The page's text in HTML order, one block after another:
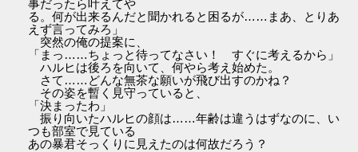
事だったら叶えてや
る。何が出来るんだと聞かれると困るが……まあ、とりあ
えず言ってみろ」
突然の俺の提案に、
「まっ……ちょっと待ってなさい！ すぐに考えるから」
ハルヒは後ろを向いて、何やら考え始めた。
さて……どんな無茶な願いが飛び出すのかね？
その姿を暫く見守っていると、
「決まったわ」
振り向いたハルヒの顔は……年齢は違うはずなのに、い
つも部室で見ている
あの暴君そっくりに見えたのは何故だろう？